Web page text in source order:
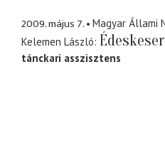
2009. május 7.
Magyar Állami
Kelemen László
tánckari asszisztens